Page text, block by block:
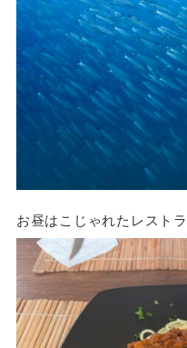
お昼はこじゃれたレスト